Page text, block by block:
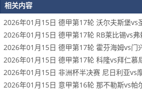
相关内容
2026年01月15日 德甲第17轮 沃尔夫斯堡vs
2026年01月15日 德甲第17轮 RB莱比锡vs
2026年01月15日 德甲第17轮 霍芬海姆vs门
2026年01月15日 德甲第17轮 科隆vs拜仁慕
2026年01月15日 非洲杯半决赛 尼日利亚vs
2026年01月15日 意甲第16轮 那不勒斯vs帕